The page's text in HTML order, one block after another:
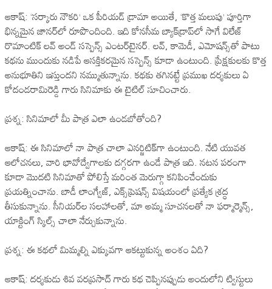
ఆకాష్: ‘సర్కారు నౌకరి’ ఒక పీరియడ్ డ్రామా అయితే, ‘కొత్త మలుపు’ పూర్తిగా
భిన్నమైన జానర్‌లో రూపొందింది. ఇది కోనసీమ బ్యాక్‌డ్రాప్‌లో సాగే విలేజ్
రొమాంటిక్ లవ్ అండ్ సస్పెన్స్ ఎంటర్‌టైనర్. లవ్, కామెడీ, ఎమోషన్స్‌తో పాటు
కథను ముందుకు నడిపే ఆసక్తికరమైన సస్పెన్స్ కూడా ఉంటుంది. ప్రేక్షకులకు కొత్త
అనుభూతిని ఇస్తుందని నమ్ముతున్నాను. క‌థ‌కు త‌గిన‌ట్టే ప్రముఖ దర్శకులు ఏ
కోదండరామిరెడ్డి గారు సినిమాకు ఈ టైటిల్ సూచించారు.
ప్రశ్న: సినిమాలో మీ పాత్ర ఎలా ఉండబోతోంది?
ఆకాష్: ఈ సినిమాలో నా పాత్ర చాలా ఎనర్జిటిక్‌గా ఉంటుంది. నేటి యువత
ఆలోచనలు, వారి భావోద్వేగాలకు దగ్గరగా ఉండే పాత్ర ఇది. నటన పరంగా
కూడా మొదటి సినిమాతో పోలిస్తే మరింత మెరుగ్గా కనిపించేందుకు
ప్రయత్నించాను. బాడీ లాంగ్వేజ్, ఎక్స్‌ప్రెషన్స్ విషయంలో ప్రత్యేక శ్రద్ధ
తీసుకున్నాను. సీనియ‌ర్‌ల స‌ల‌హాల‌తో, మా అమ్మ సూచ‌న‌ల‌తో నా ఫ‌ర్మార్మెన్స్,
యాక్టింగ్ స్కిల్స్ చాలా నేర్చుకున్నాను.
ప్రశ్న: ఈ కథలో మిమ్మల్ని ఎక్కువగా ఆకట్టుకున్న అంశం ఏది?
ఆకాష్: దర్శకుడు శివ వరప్రసాద్ గారు కథ చెప్పినప్పుడు అందులోని ట్విస్టులు